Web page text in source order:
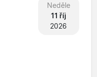
Neděle
11 říj
2026